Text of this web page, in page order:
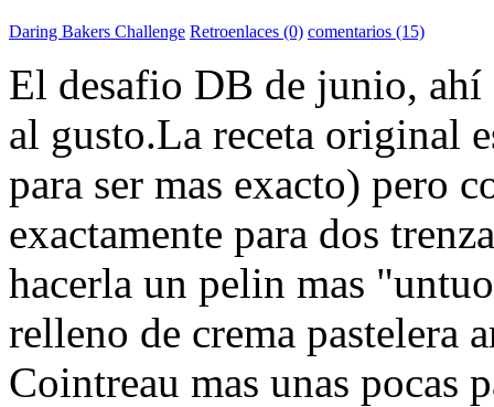
Daring Bakers Challenge Retroenlaces (0) comentarios (15)
El desafio DB de junio, ahí
al gusto.La receta original
para ser mas exacto) pero
exactamente para dos
hacerla un pelin mas
relleno de crema pastelera
Cointreau mas unas pocas